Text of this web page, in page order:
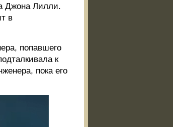
Джона Лилли.
в
попавшего
к
пока его